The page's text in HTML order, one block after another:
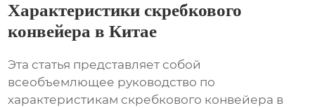
Характеристики скребкового
конвейера в Китае
Эта статья представляет собой
всеобъемлющее руководство по
характеристикам скребкового конвейера в